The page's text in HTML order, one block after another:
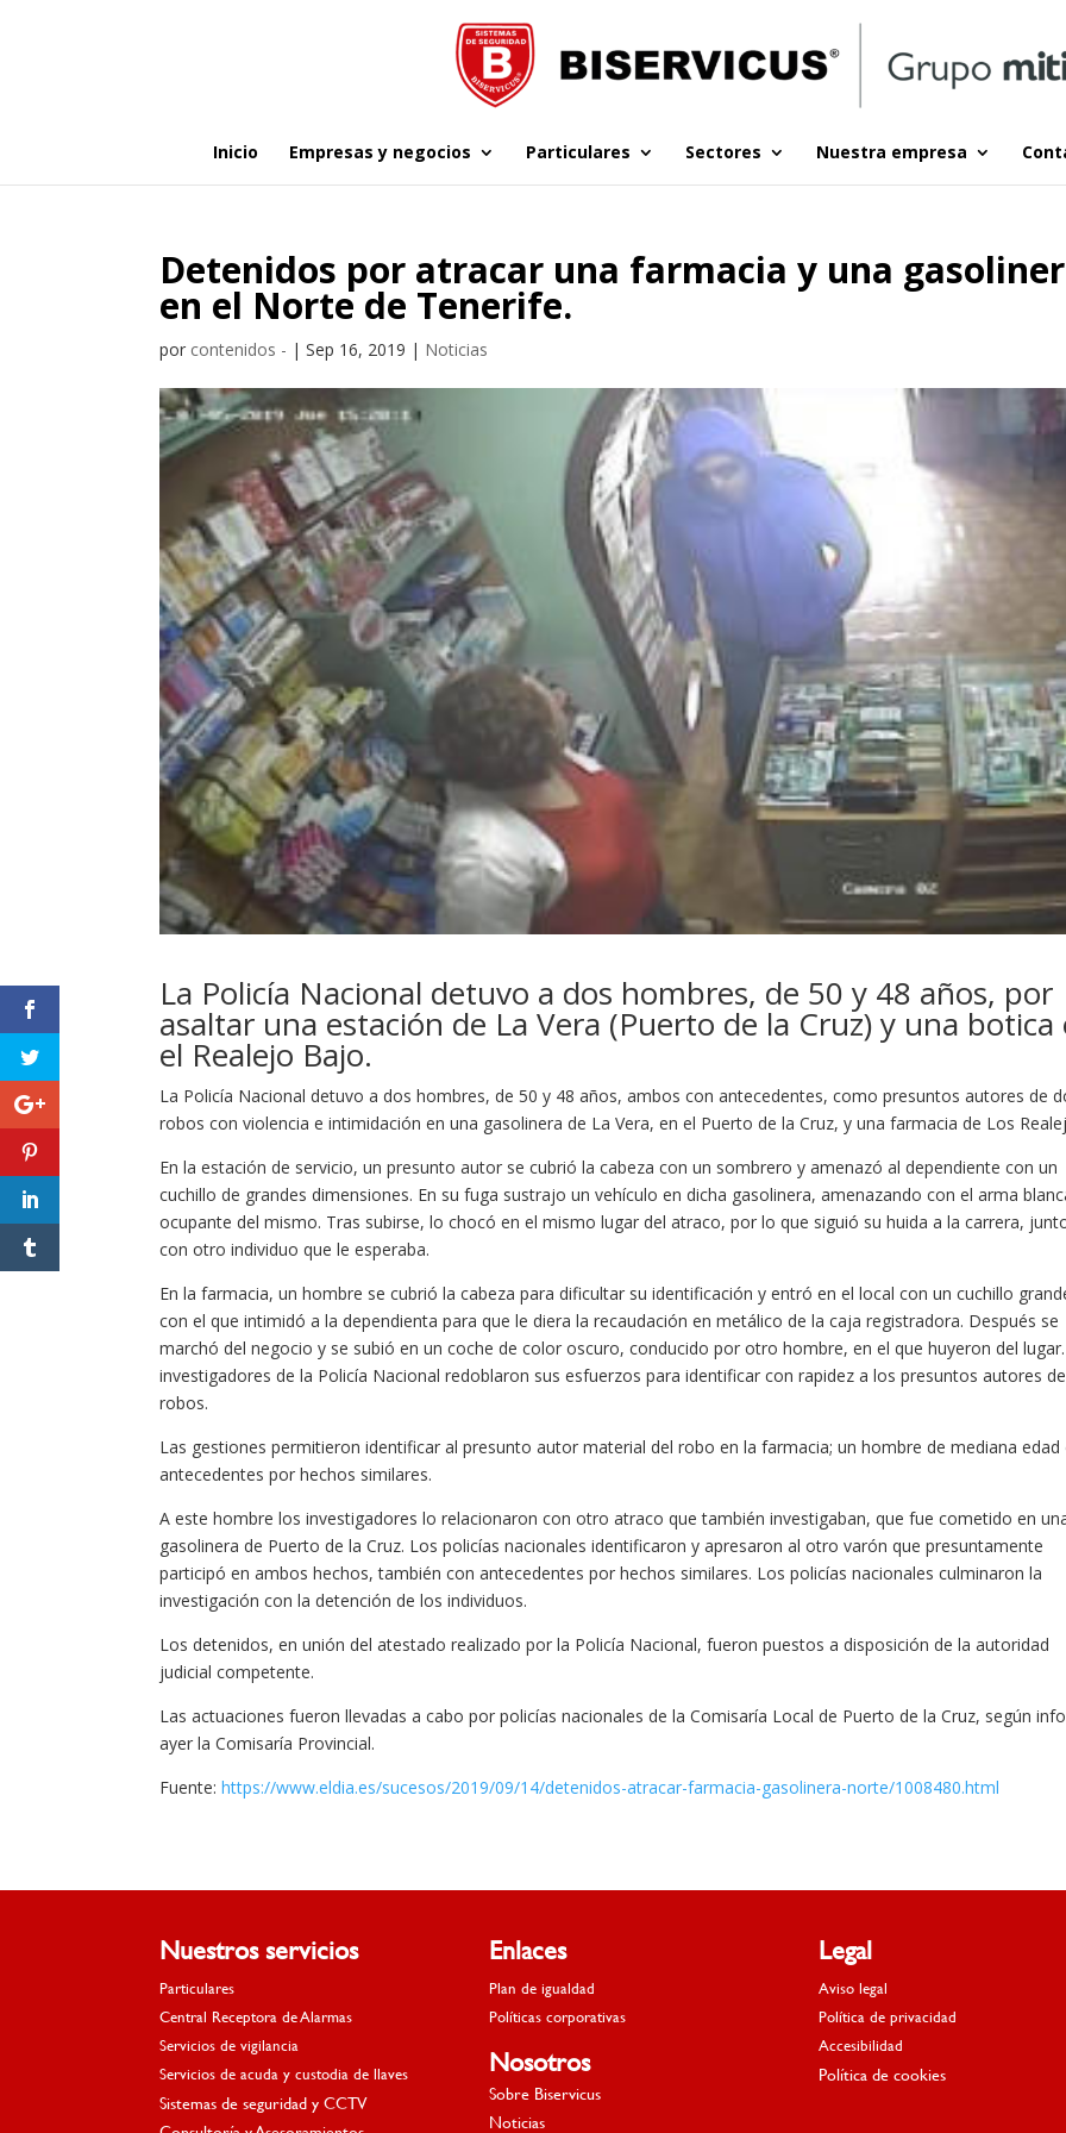
Inicio Empresas y negocios Particulares Sectores Nuestra empresa
Detenidos por atracar una farmacia y una
en el Norte de Tenerife.
por contenidos - |Sep 16, 2019 | Noticias
La Policía Nacional detuvo a dos hombres, de 50 y 48 años, por
asaltar una estación de La Vera (Puerto de la Cruz) y una botica
el Realejo Bajo.
La Policía Nacional detuvo a dos hombres, de 50 y 48 años, ambos con antecedentes, como presuntos autores de
robos con violencia e intimidación en una gasolinera de La Vera, en el Puerto de la Cruz, y una farmacia de Los
En la estación de servicio, un presunto autor se cubrió la cabeza con un sombrero y amenazó al dependiente con un
cuchillo de grandes dimensiones. En su fuga sustrajo un vehículo en dicha gasolinera, amenazando con el arma
ocupante del mismo. Tras subirse, lo chocó en el mismo lugar del atraco, por lo que siguió su huida a la carrera,
con otro individuo que le esperaba.
En la farmacia, un hombre se cubrió la cabeza para dificultar su identificación y entró en el local con un cuchillo
con el que intimidó a la dependienta para que le diera la recaudación en metálico de la caja registradora. Después se
marchó del negocio y se subió en un coche de color oscuro, conducido por otro hombre, en el que huyeron del
investigadores de la Policía Nacional redoblaron sus esfuerzos para identificar con rapidez a los presuntos autores
robos.
Las gestiones permitieron identificar al presunto autor material del robo en la farmacia; un hombre de mediana edad
antecedentes por hechos similares.
A este hombre los investigadores lo relacionaron con otro atraco que también investigaban, que fue cometido en
gasolinera de Puerto de la Cruz. Los policías nacionales identificaron y apresaron al otro varón que presuntamente
participó en ambos hechos, también con antecedentes por hechos similares. Los policías nacionales culminaron la
investigación con la detención de los individuos.
Los detenidos, en unión del atestado realizado por la Policía Nacional, fueron puestos a disposición de la autoridad
judicial competente.
Las actuaciones fueron llevadas a cabo por policías nacionales de la Comisaría Local de Puerto de la Cruz, según
ayer la Comisaría Provincial.
Fuente:https://www.eldia.es/sucesos/2019/09/14/detenidos-atracar-farmacia-gasolinera-norte/1008480.html
Nuestros servicios
Particulares
Central Receptora de Alarmas
Servicios de vigilancia
Servicios de acuda y custodia de llaves
Sistemas de seguridad y CCTV
Enlaces
Plan de igualdad
Políticas corporativas
Nosotros
Sobre Biservicus
Noticias
Legal
Aviso legal
Política de privacidad
Accesibilidad
Política de cookies